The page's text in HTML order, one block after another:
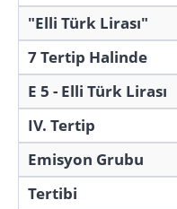
"Elli Türk Lirası"
7 Tertip Halinde
E 5 - Elli Türk Lirası
IV. Tertip
Emisyon Grubu
Tertibi